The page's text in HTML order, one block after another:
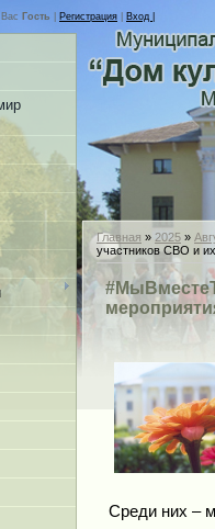
Гость Регистрация Вход |
Главная » 2025 »
участников СВО и
Среди них –